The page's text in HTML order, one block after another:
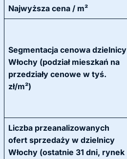
Najwyższa cena / m²
Segmentacja cenowa dzielnicy
Włochy (podział mieszkań na
przedziały cenowe w tyś.
zł/m²)
Liczba przeanalizowanych
ofert sprzedaży w dzielnicy
Włochy (ostatnie 31 dni, rynek